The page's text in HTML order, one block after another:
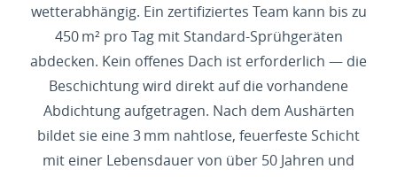
wetterabhängig. Ein zertifiziertes Team kann bis zu
450 m² pro Tag mit Standard-Sprühgeräten
abdecken. Kein offenes Dach ist erforderlich — die
Beschichtung wird direkt auf die vorhandene
Abdichtung aufgetragen. Nach dem Aushärten
bildet sie eine 3 mm nahtlose, feuerfeste Schicht
mit einer Lebensdauer von über 50 Jahren und